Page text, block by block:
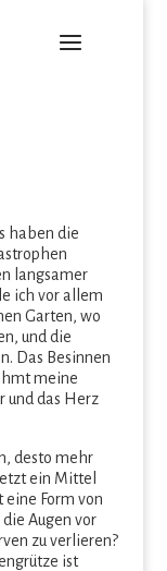
haben die
langsamer
ich vor allem
Garten, wo
und die
Das Besinnen
meine
und das Herz
desto mehr
ein Mittel
eine Form von
Augen vor
zu verlieren?
ist